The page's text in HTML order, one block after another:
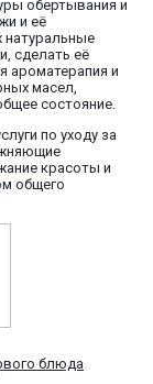
обертывания и
и её
натуральные
сделать её
ароматерапия и
масел,
состояние.
по уходу за
красоты и
общего
блюда